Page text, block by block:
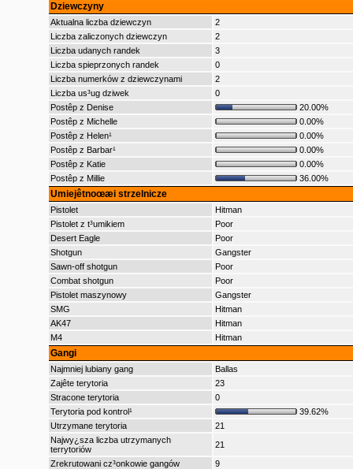
Dziewczyny
Aktualna liczba dziewczyn
2
Liczba zaliczonych dziewczyn
2
Liczba udanych randek
3
Liczba spieprzonych randek
0
Liczba numerków z dziewczynami
2
Liczba us³ug dziwek
0
Postêp z Denise
20.00%
Postêp z Michelle
0.00%
Postêp z Helen¹
0.00%
Postêp z Barbar¹
0.00%
Postêp z Katie
0.00%
Postêp z Millie
36.00%
Umiejêtnoœæi strzelnicze
Pistolet
Hitman
Pistolet z t³umikiem
Poor
Desert Eagle
Poor
Shotgun
Gangster
Sawn-off shotgun
Poor
Combat shotgun
Poor
Pistolet maszynowy
Gangster
SMG
Hitman
AK47
Hitman
M4
Hitman
Gangi
Najmniej lubiany gang
Ballas
Zajête terytoria
23
Stracone terytoria
0
Terytoria pod kontrol¹
39.62%
Utrzymane terytoria
21
Najwy¿sza liczba utrzymanych
terrytoriów
21
Zrekrutowani cz³onkowie gangów
9